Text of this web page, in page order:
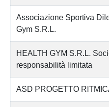
Associazione Sportiva
Gym S.R.L.
HEALTH GYM S.R.L.
responsabilità limitata
ASD PROGETTO